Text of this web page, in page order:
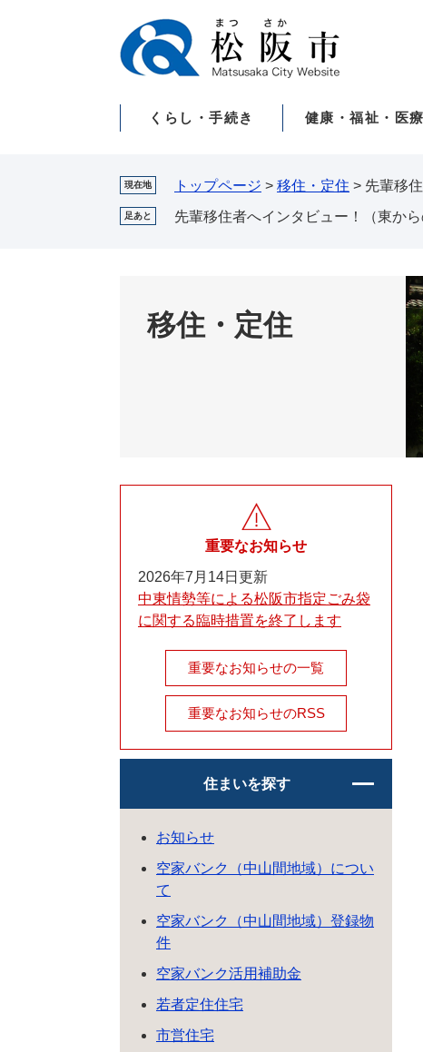
くらし・手続き 健康・福祉・医療
現在地 トップページ > 移住・定住 > 先輩移
足あと 先輩移住者へインタビュー！（東から
移住・定住
重要なお知らせ
2026年7月14日更新
中東情勢等による松阪市指定ごみ袋
に関する臨時措置を終了します
重要なお知らせの一覧
重要なお知らせのRSS
住まいを探す
お知らせ
空家バンク（中山間地域）につい
て
空家バンク（中山間地域）登録物
件
空家バンク活用補助金
若者定住住宅
市営住宅